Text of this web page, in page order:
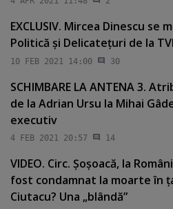
EXCLUSIV. Mircea Dinescu se
Politică şi Delicateţuri de la
10 FEB 2021 14:00 30
SCHIMBARE LA ANTENA 3.
de la Adrian Ursu la Mihai
executiv
4 FEB 2021 20:57 14
VIDEO. Circ. Şoşoacă, la
fost condamnat la moarte în
Ciutacu? Una „blândă”